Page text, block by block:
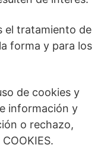
el tratamiento de
forma y para los
de cookies y
información y
o rechazo,